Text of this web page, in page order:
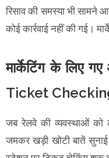
रिसाव की समस्या भी
कोई कार्रवाई नहीं की गई।
मार्केटिंग के लिए
Ticket
जब रेलवे की व्यवस्थाओं को
जमकर खड़ी खोटी बातें